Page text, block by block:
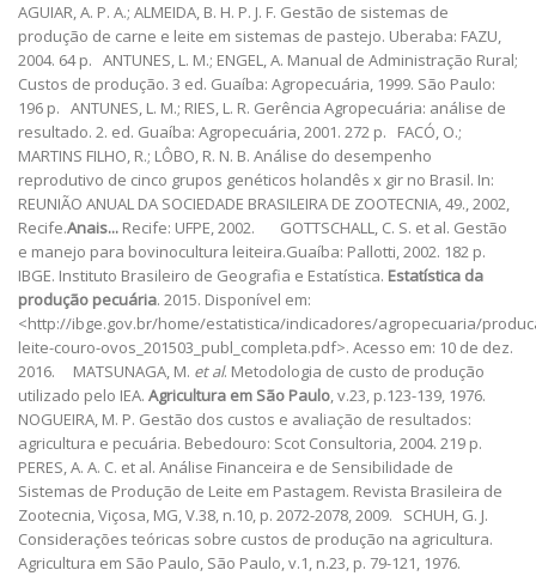
AGUIAR, A. P. A.; ALMEIDA, B. H. P. J. F. Gestão de sistemas de
produção de carne e leite em sistemas de pastejo. Uberaba: FAZU,
2004. 64 p. ANTUNES, L. M.; ENGEL, A. Manual de Administração Rural;
Custos de produção. 3 ed. Guaíba: Agropecuária, 1999. São Paulo:
196 p. ANTUNES, L. M.; RIES, L. R. Gerência Agropecuária: análise de
resultado. 2. ed. Guaíba: Agropecuária, 2001. 272 p. FACÓ, O.;
MARTINS FILHO, R.; LÔBO, R. N. B. Análise do desempenho
reprodutivo de cinco grupos genéticos holandês x gir no Brasil. In:
REUNIÃO ANUAL DA SOCIEDADE BRASILEIRA DE ZOOTECNIA, 49., 2002,
Recife.Anais... Recife: UFPE, 2002. GOTTSCHALL, C. S. et al. Gestão
e manejo para bovinocultura leiteira.Guaíba: Pallotti, 2002. 182 p.
IBGE. Instituto Brasileiro de Geografia e Estatística. Estatística da
produção pecuária. 2015. Disponível em:
<http://ibge.gov.br/home/estatistica/indicadores/agropecuaria/
leite-couro-ovos_201503_publ_completa.pdf>. Acesso em: 10 de dez.
2016. MATSUNAGA, M. et al. Metodologia de custo de produção
utilizado pelo IEA. Agricultura em São Paulo, v.23, p.123-139, 1976.
NOGUEIRA, M. P. Gestão dos custos e avaliação de resultados:
agricultura e pecuária. Bebedouro: Scot Consultoria, 2004. 219 p.
PERES, A. A. C. et al. Análise Financeira e de Sensibilidade de
Sistemas de Produção de Leite em Pastagem. Revista Brasileira de
Zootecnia, Viçosa, MG, V.38, n.10, p. 2072-2078, 2009. SCHUH, G. J.
Considerações teóricas sobre custos de produção na agricultura.
Agricultura em São Paulo, São Paulo, v.1, n.23, p. 79-121, 1976.